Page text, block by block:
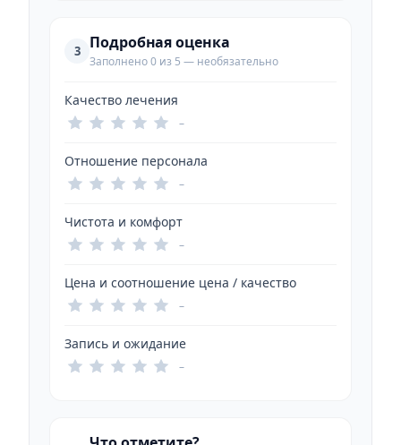
3 Подробная оценка
Заполнено 0 из 5 — необязательно
Качество лечения
–
Отношение персонала
–
Чистота и комфорт
–
Цена и соотношение цена / качество
–
Запись и ожидание
–